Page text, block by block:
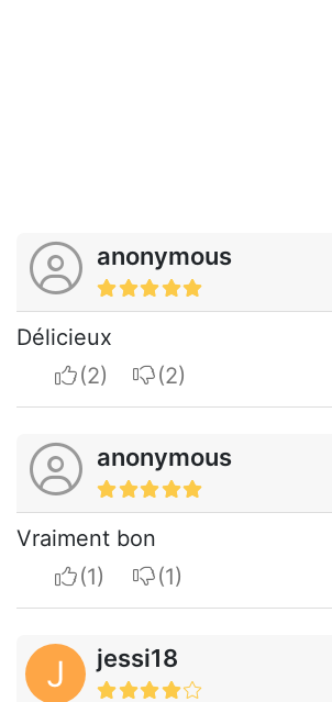
anonymous
Délicieux
I apreciateI do not
anonymous
Vraiment bon
I apreciateI do not
J jessi18